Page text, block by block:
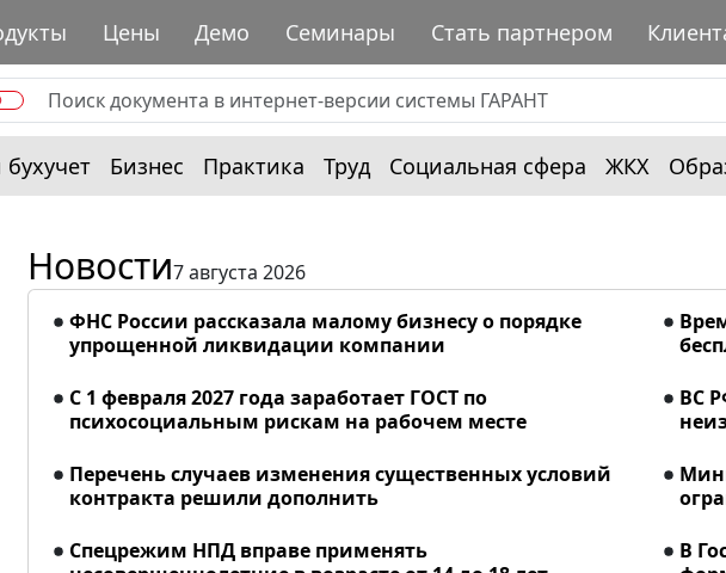
Цены Демо Семинары Стать партнером
Бизнес Практика Труд Социальная сфера ЖКХ
Новости7 августа 2026
ФНС России рассказала малому бизнесу о порядке
упрощенной ликвидации компании
С 1 февраля 2027 года заработает ГОСТ по
психосоциальным рискам на рабочем месте
ВС
Перечень случаев изменения существенных условий
контракта решили дополнить
Спецрежим НПД вправе применять
В